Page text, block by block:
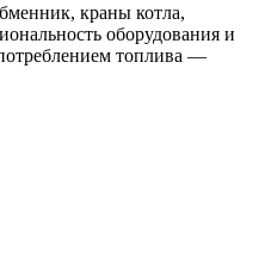
краны котла,
оборудования и
топлива —